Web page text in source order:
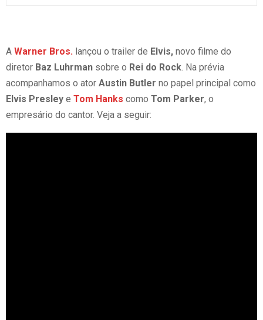
A Warner Bros. lançou o trailer de Elvis, novo filme do
diretor Baz Luhrman sobre o Rei do Rock. Na prévia
acompanhamos o ator Austin Butler no papel principal como
Elvis Presley e Tom Hanks como Tom Parker, o
empresário do cantor. Veja a seguir: